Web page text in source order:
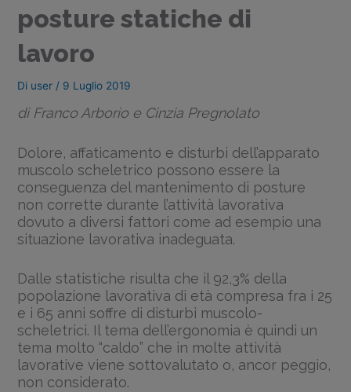
posture statiche di
lavoro
Di user / 9 Luglio 2019
di Franco Arborio e Cinzia Pregnolato
Dolore, affaticamento e disturbi dell’apparato
muscolo scheletrico possono essere la
conseguenza del mantenimento di posture
non corrette durante l’attività lavorativa
dovuto a diversi fattori come ad esempio una
situazione lavorativa inadeguata.
Dalle statistiche risulta che il 92,3% della
popolazione lavorativa di età compresa fra i 25
e i 65 anni soffre di disturbi muscolo-
scheletrici. Il tema dell’ergonomia è quindi un
tema molto “caldo” che in molte attività
lavorative viene sottovalutato o, ancor peggio,
non considerato.